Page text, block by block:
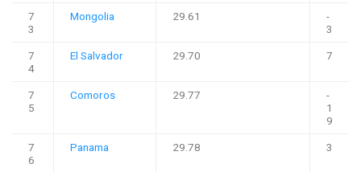
7
3
Mongolia 29.61
-
3
7
4
El Salvador 29.70 7
7
5
Comoros 29.77
-
1
9
7
6
Panama 29.78 3